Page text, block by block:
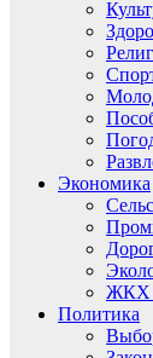
Экономика
ЖКХ
Политика